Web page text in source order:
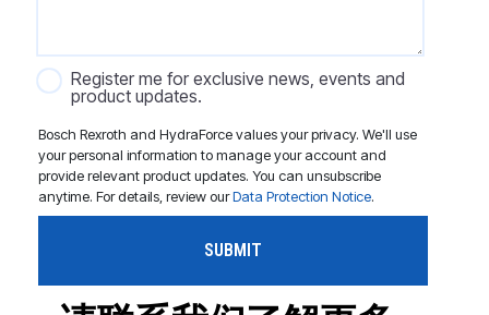
Register me for exclusive news, events and
product updates.
Bosch Rexroth and HydraForce values your privacy. We'll use
your personal information to manage your account and
provide relevant product updates. You can unsubscribe
anytime. For details, review ourData Protection Notice.